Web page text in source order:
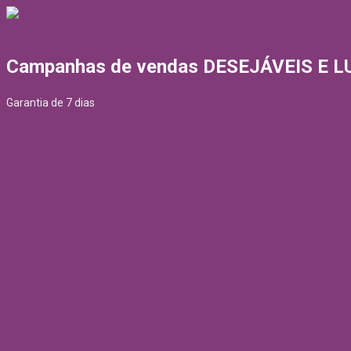
Campanhas de vendas DESEJÁVEIS E
Garantia de 7 dias